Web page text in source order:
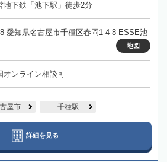
地下鉄「池下駅」徒歩2分
愛知県名古屋市千種区春岡1-4-8 ESSE池
地図
オンライン相談可
屋市 千種駅
詳細を見る